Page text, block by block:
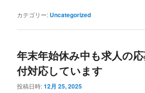
カテゴリー: Uncategorized
年末年始休み中も求人の
付対応しています
投稿日時:12月 25, 2025